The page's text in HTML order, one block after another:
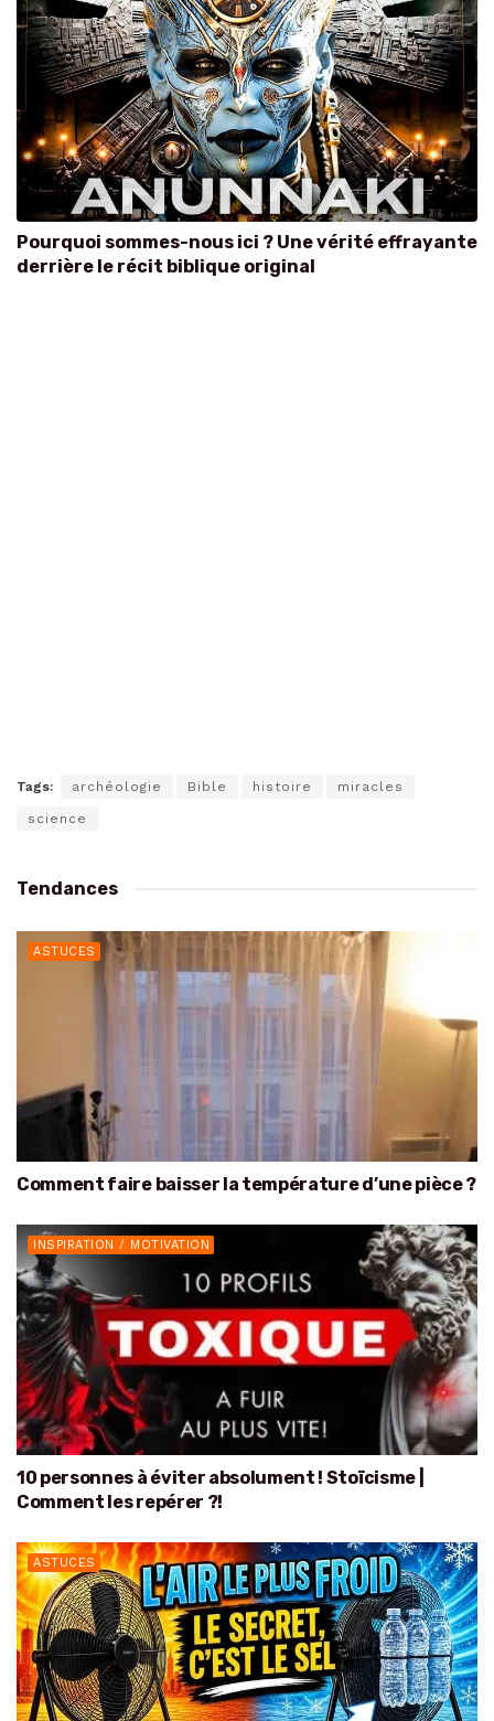
Pourquoi sommes-nous ici ? Une vérité effrayante
derrière le récit biblique original
Tags: archéologie Bible histoire miracles
science
Tendances
ASTUCES
Comment faire baisser la température d’une pièce ?
INSPIRATION / MOTIVATION
10 personnes à éviter absolument ! Stoïcisme |
Comment les repérer ?!
ASTUCES